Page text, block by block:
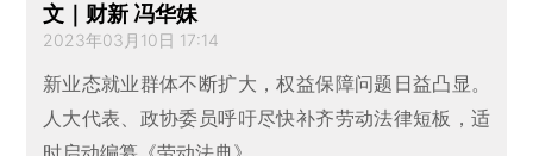
文｜财新 冯华妹
2023年03月10日 17:14
新业态就业群体不断扩大，权益保障问题日益凸显。
人大代表、政协委员呼吁尽快补齐劳动法律短板，适